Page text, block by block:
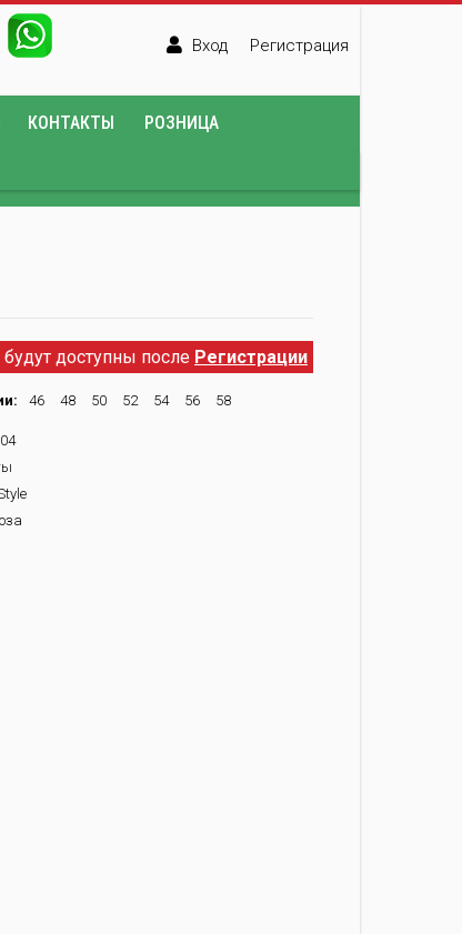
Вход Регистрация
КОНТАКТЫ РОЗНИЦА
доступны после Регистрации
46 48 50 52 54 56 58